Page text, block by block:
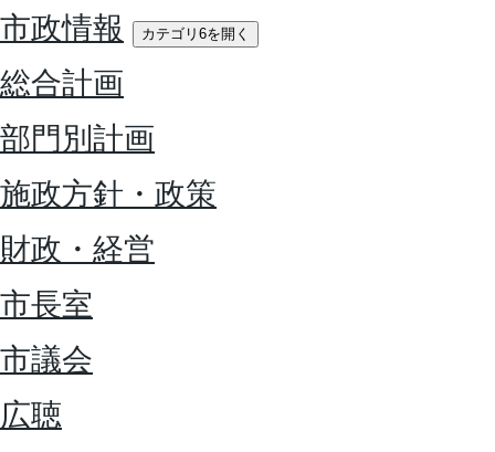
市政情報 カテゴリ6を開く
総合計画
部門別計画
施政方針・政策
財政・経営
市長室
市議会
広聴